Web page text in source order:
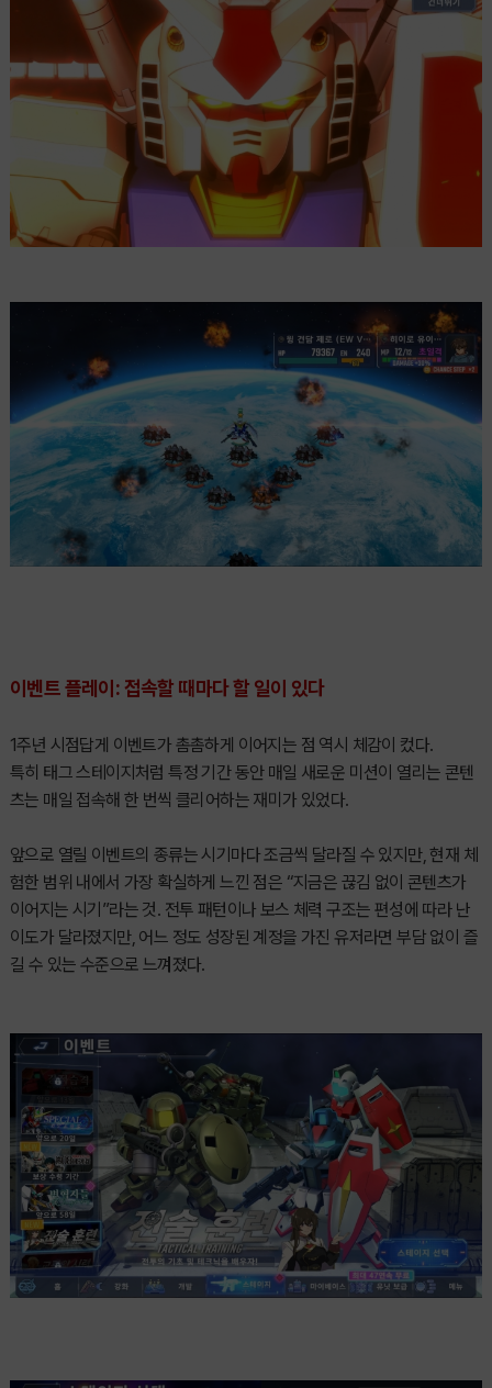
이벤트 플레이: 접속할 때마다 할 일이 있다
1주년 시점답게 이벤트가 촘촘하게 이어지는 점 역시 체감이 컸다.
특히 태그 스테이지처럼 특정 기간 동안 매일 새로운 미션이 열리는 콘텐
츠는 매일 접속해 한 번씩 클리어하는 재미가 있었다.
앞으로 열릴 이벤트의 종류는 시기마다 조금씩 달라질 수 있지만, 현재 체
험한 범위 내에서 가장 확실하게 느낀 점은 “지금은 끊김 없이 콘텐츠가
이어지는 시기”라는 것. 전투 패턴이나 보스 체력 구조는 편성에 따라 난
이도가 달라졌지만, 어느 정도 성장된 계정을 가진 유저라면 부담 없이 즐
길 수 있는 수준으로 느껴졌다.